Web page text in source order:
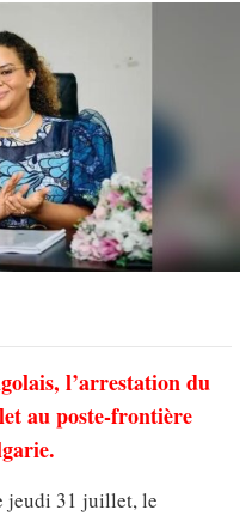
l’arrestation du
au poste-frontière
jeudi 31 juillet, le